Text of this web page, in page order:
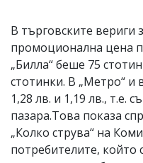
В търговските вериги
промоционална цена
„Билла“ беше 75
стотинки. В „Метро“
1,28 лв. и 1,19 лв., т.е.
пазара.Това показа
„Колко струва“ на
потребителите, който